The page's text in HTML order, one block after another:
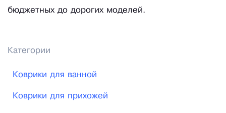
бюджетных до дорогих моделей.
Категории
Коврики для ванной
Коврики для прихожей